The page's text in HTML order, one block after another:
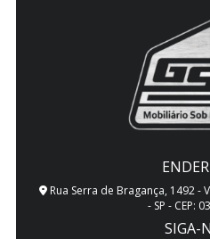
Rua Serra de Bragança, 1492 -
- SP - CEP:
SIGA-